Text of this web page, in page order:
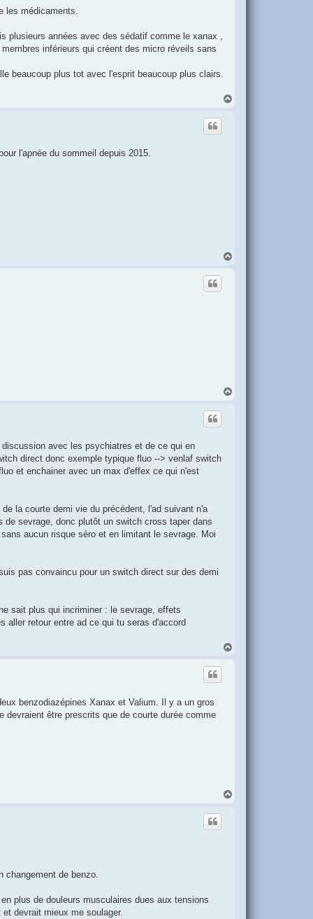
les médicaments.
plusieurs années avec des sédatif comme le xanax ,
inférieurs qui créent des micro réveils sans
beaucoup plus tot avec l'esprit beaucoup plus clairs.
l'apnée du sommeil depuis 2015.
avec les psychiatres et de ce qui en
direct donc exemple typique fluo --> venlaf switch
et enchainer avec un max d'effex ce qui n'est
la courte demi vie du précédent, l'ad suivant n'a
sevrage, donc plutôt un switch cross taper dans
aucun risque séro et en limitant le sevrage. Moi
pas convaincu pour un switch direct sur des demi
sait plus qui incriminer : le sevrage, effets
retour entre ad ce qui tu seras d'accord
benzodiazépines Xanax et Valium. Il y a un gros
devraient être prescrits que de courte durée comme
de benzo.
plus de douleurs musculaires dues aux tensions
devrait mieux me soulager.